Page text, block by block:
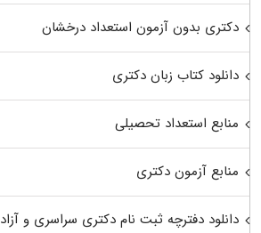
دکتری بدون آزمون استعداد درخشان
دانلود کتاب زبان دکتری
منابع استعداد تحصیلی
منابع آزمون دکتری
دانلود دفترچه ثبت نام دکتری سراسری و آزاد